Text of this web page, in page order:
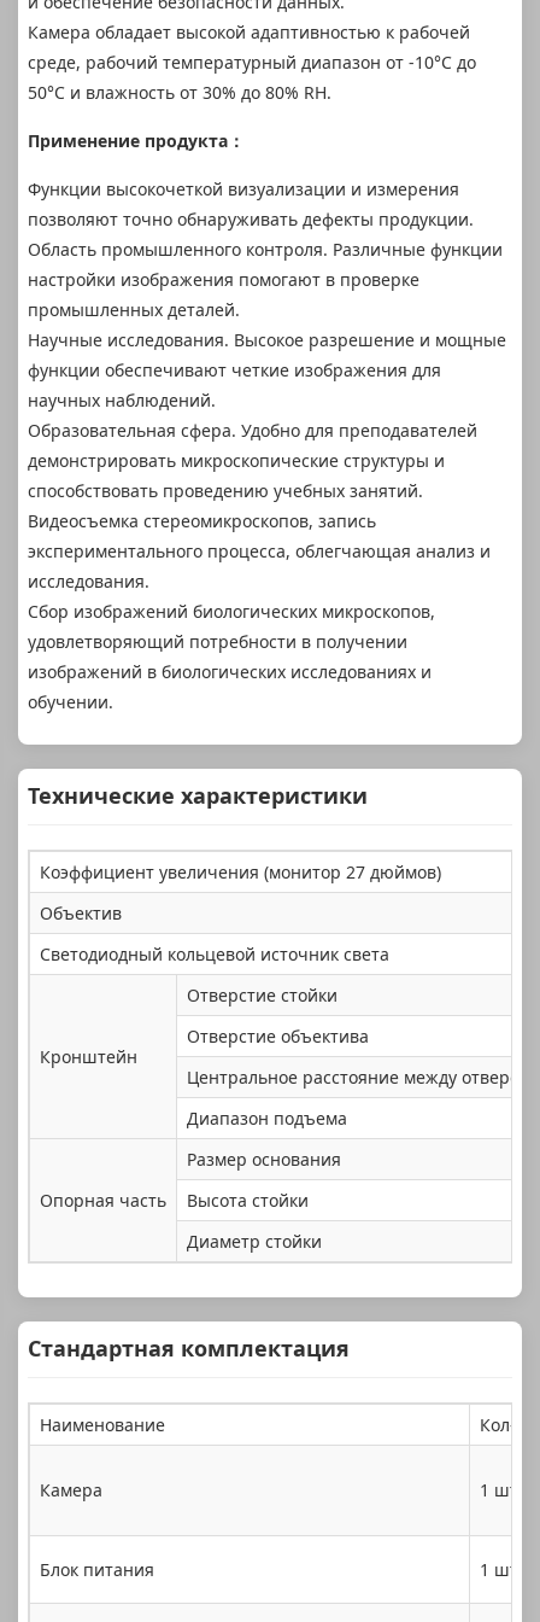
Камера обладает высокой адаптивностью к рабочей
среде, рабочий температурный диапазон от -10°C до
50°C и влажность от 30% до 80% RH.
Применение продукта：
Функции высокочеткой визуализации и измерения
позволяют точно обнаруживать дефекты продукции.
Область промышленного контроля. Различные функции
настройки изображения помогают в проверке
промышленных деталей.
Научные исследования. Высокое разрешение и мощные
функции обеспечивают четкие изображения для
научных наблюдений.
Образовательная сфера. Удобно для преподавателей
демонстрировать микроскопические структуры и
способствовать проведению учебных занятий.
Видеосъемка стереомикроскопов, запись
экспериментального процесса, облегчающая анализ и
исследования.
Сбор изображений биологических микроскопов,
удовлетворяющий потребности в получении
изображений в биологических исследованиях и
обучении.
Технические характеристики
Коэффициент увеличения (монитор 27 дюймов)
Объектив
Светодиодный кольцевой источник света
Кронштейн
Отверстие стойки
Отверстие объектива
Центральное расстояние между
Диапазон подъема
Опорная часть
Размер основания
Высота стойки
Диаметр стойки
Стандартная комплектация
Наименование Кол-во
Камера 1 шт.
Блок питания 1 шт.